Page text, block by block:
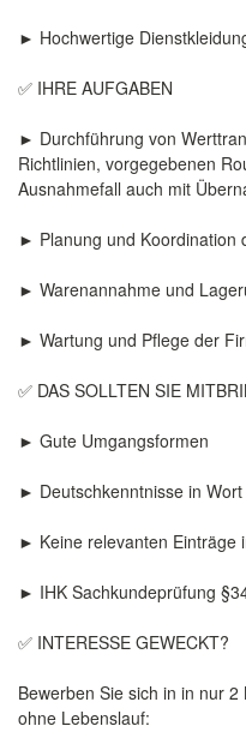
► Hochwertige
✅ IHRE AUFGABEN
► Durchführung von
Richtlinien, vorgegebenen
Ausnahmefall auch mit
► Planung und Koordination
► Warenannahme und
► Wartung und Pflege der
✅ DAS SOLLTEN SIE
► Gute Umgangsformen
► Deutschkenntnisse in
► Keine relevanten Einträge
► IHK Sachkundeprüfung
✅ INTERESSE GEWECKT?
Bewerben Sie sich in in nur
ohne Lebenslauf: